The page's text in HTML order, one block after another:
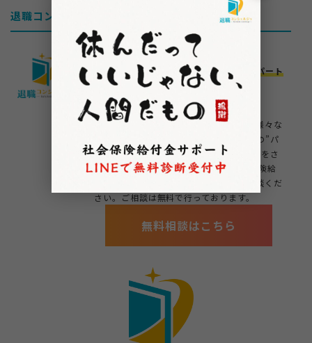
退職コンシェルジュとは
『退職者に寄り添うプロフェッショナルパート
退職コンシェルジュでは退職者に向けた様々な
サービスをご用意し、皆様ひとりひとりの”パ
ートナー”として丁寧かつ迅速にサポートをさ
せていただきます。 退職する際の社会保険給
付金、退職代行、引越し等なんでもご相談くだ
さい。ご相談は無料で行っております。
無料相談はこちら